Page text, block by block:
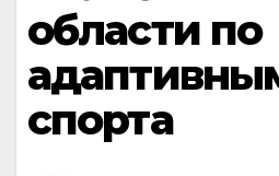
области по
спорта